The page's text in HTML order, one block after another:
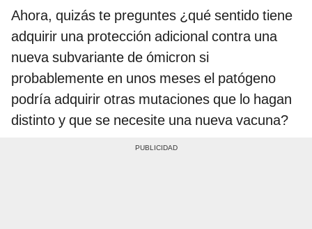
Ahora, quizás te preguntes ¿qué sentido tiene
adquirir una protección adicional contra una
nueva subvariante de ómicron si
probablemente en unos meses el patógeno
podría adquirir otras mutaciones que lo hagan
distinto y que se necesite una nueva vacuna?